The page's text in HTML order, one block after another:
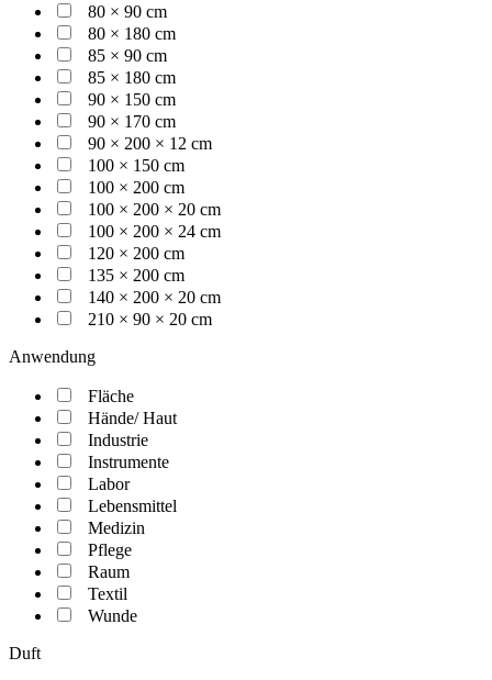
80 × 90 cm
80 × 180 cm
85 × 90 cm
85 × 180 cm
90 × 150 cm
90 × 170 cm
90 × 200 × 12 cm
100 × 150 cm
100 × 200 cm
100 × 200 × 20 cm
100 × 200 × 24 cm
120 × 200 cm
135 × 200 cm
140 × 200 × 20 cm
210 × 90 × 20 cm
Anwendung
Fläche
Hände/ Haut
Industrie
Instrumente
Labor
Lebensmittel
Medizin
Pflege
Raum
Textil
Wunde
Duft